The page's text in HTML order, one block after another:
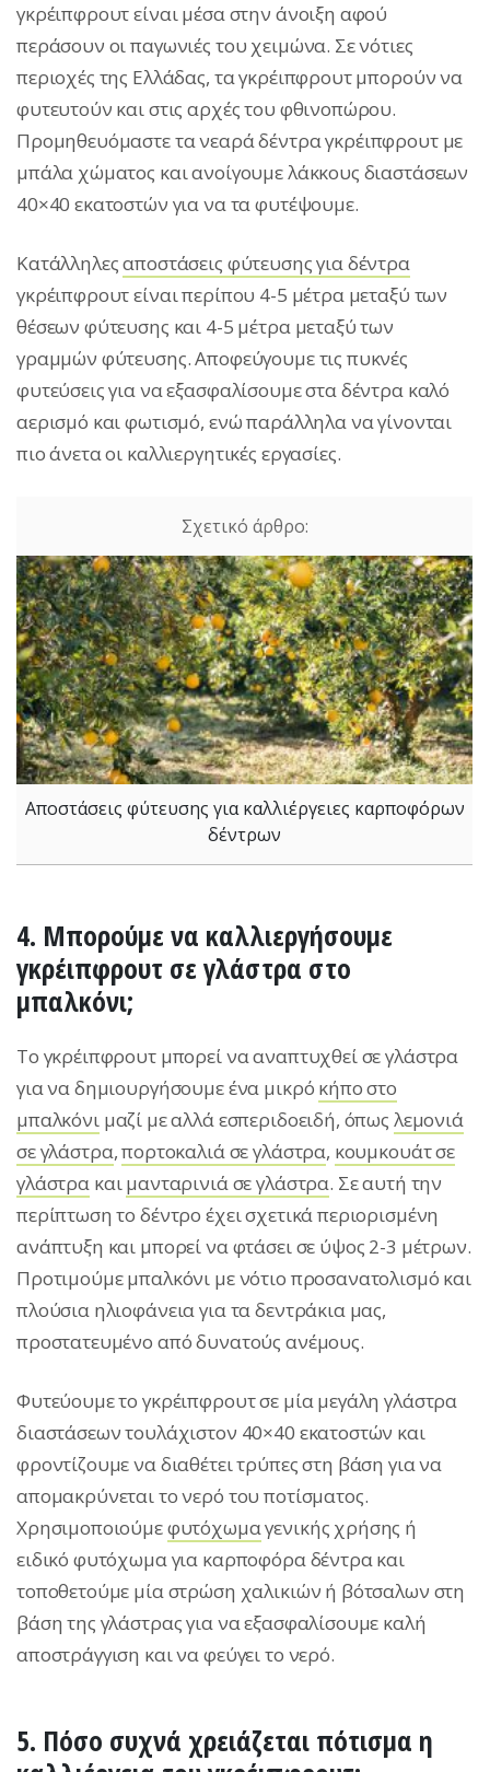
γκρέιπφρουτ είναι μέσα στην άνοιξη αφού
περάσουν οι παγωνιές του χειμώνα. Σε νότιες
περιοχές της Ελλάδας, τα γκρέιπφρουτ μπορούν να
φυτευτούν και στις αρχές του φθινοπώρου.
Προμηθευόμαστε τα νεαρά δέντρα γκρέιπφρουτ με
μπάλα χώματος και ανοίγουμε λάκκους διαστάσεων
40×40 εκατοστών για να τα φυτέψουμε.
Κατάλληλεςαποστάσεις φύτευσης για δέντρα
γκρέιπφρουτ είναι περίπου 4-5 μέτρα μεταξύ των
θέσεων φύτευσης και 4-5 μέτρα μεταξύ των
γραμμών φύτευσης. Αποφεύγουμε τις πυκνές
φυτεύσεις για να εξασφαλίσουμε στα δέντρα καλό
αερισμό και φωτισμό, ενώ παράλληλα να γίνονται
πιο άνετα οι καλλιεργητικές εργασίες.
Αποστάσεις φύτευσης για καλλιέργειες καρποφόρων
δέντρων
4. Μπορούμε να καλλιεργήσουμε
γκρέιπφρουτ σε γλάστρα στο
μπαλκόνι;
Tο γκρέιπφρουτ μπορεί να αναπτυχθεί σε γλάστρα
για να δημιουργήσουμε ένα μικρό κήπο στο
μπαλκόνιμαζί με αλλά εσπεριδοειδή, όπως λεμονιά
σε γλάστρα,πορτοκαλιά σε γλάστρα, κουμκουάτ σε
γλάστρακαιμανταρινιά σε γλάστρα. Σε αυτή την
περίπτωση το δέντρο έχει σχετικά περιορισμένη
ανάπτυξη και μπορεί να φτάσει σε ύψος 2-3 μέτρων.
Προτιμούμε μπαλκόνι με νότιο προσανατολισμό και
πλούσια ηλιοφάνεια για τα δεντράκια μας,
προστατευμένο από δυνατούς ανέμους.
Φυτεύουμε το γκρέιπφρουτ σε μία μεγάλη γλάστρα
διαστάσεων τουλάχιστον 40×40 εκατοστών και
φροντίζουμε να διαθέτει τρύπες στη βάση για να
απομακρύνεται το νερό του ποτίσματος.
Χρησιμοποιούμεφυτόχωμαγενικής χρήσης ή
ειδικό φυτόχωμα για καρποφόρα δέντρα και
τοποθετούμε μία στρώση χαλικιών ή βότσαλων στη
βάση της γλάστρας για να εξασφαλίσουμε καλή
αποστράγγιση και να φεύγει το νερό.
5. Πόσο συχνά χρειάζεται πότισμα η